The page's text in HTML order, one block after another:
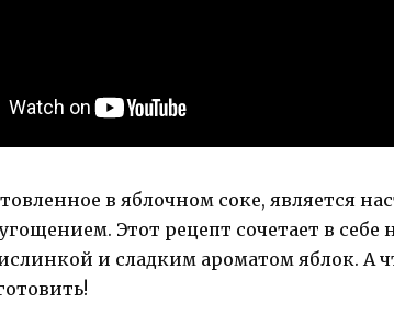
в яблочном соке, является
Этот рецепт сочетает в себе
и сладким ароматом яблок. А